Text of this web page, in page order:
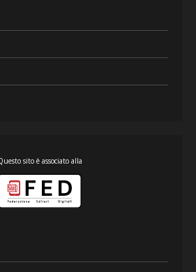
sito è associato alla